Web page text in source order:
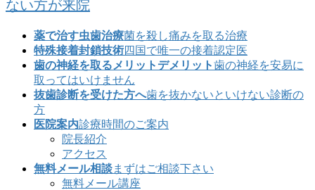
薬で治す虫歯治療菌を殺し痛みを取る治療
特殊接着封鎖技術四国で唯一の接着認定医
歯の神経を取るメリットデメリット歯の神経を安易に
取ってはいけません
抜歯診断を受けた方へ歯を抜かないといけない診断の
方
医院案内診療時間のご案内
院長紹介
アクセス
無料メール相談まずはご相談下さい
無料メール講座